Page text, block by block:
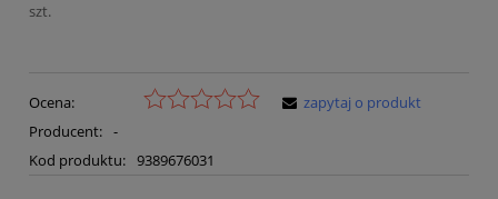
szt.
Ocena:
Producent: -
Kod produktu: 9389676031
zapytaj o produkt